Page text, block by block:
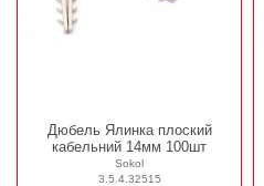
Дюбель Ялинка плоский
кабельний 14мм 100шт
Sokol
3.5.4.32515